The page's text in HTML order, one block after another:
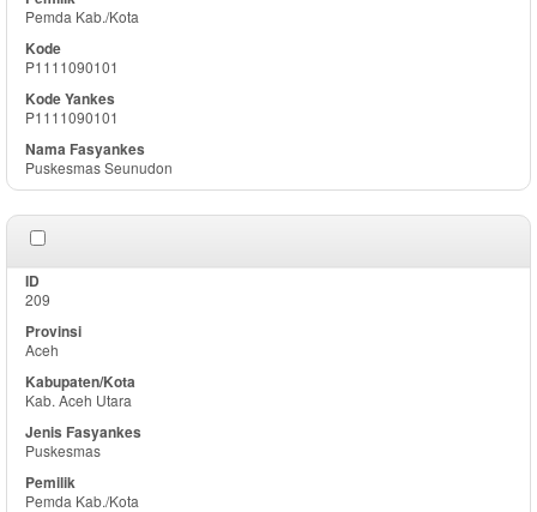
Pemda Kab./Kota
P1111090101
P1111090101
Puskesmas Seunudon
209
Aceh
Kab. Aceh Utara
Puskesmas
Pemda Kab./Kota